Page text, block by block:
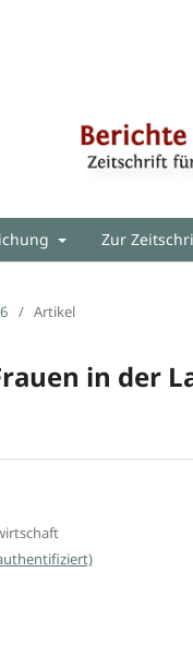
Zur
/ Artikel
in der